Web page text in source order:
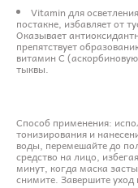
Vitamin для
постакне, избавляет от
Оказывает
препятствует
витамин C
тыквы.
Способ применения:
тонизирования и
воды, перемешайте до
средство на лицо,
минут, когда маска
снимите. Завершите